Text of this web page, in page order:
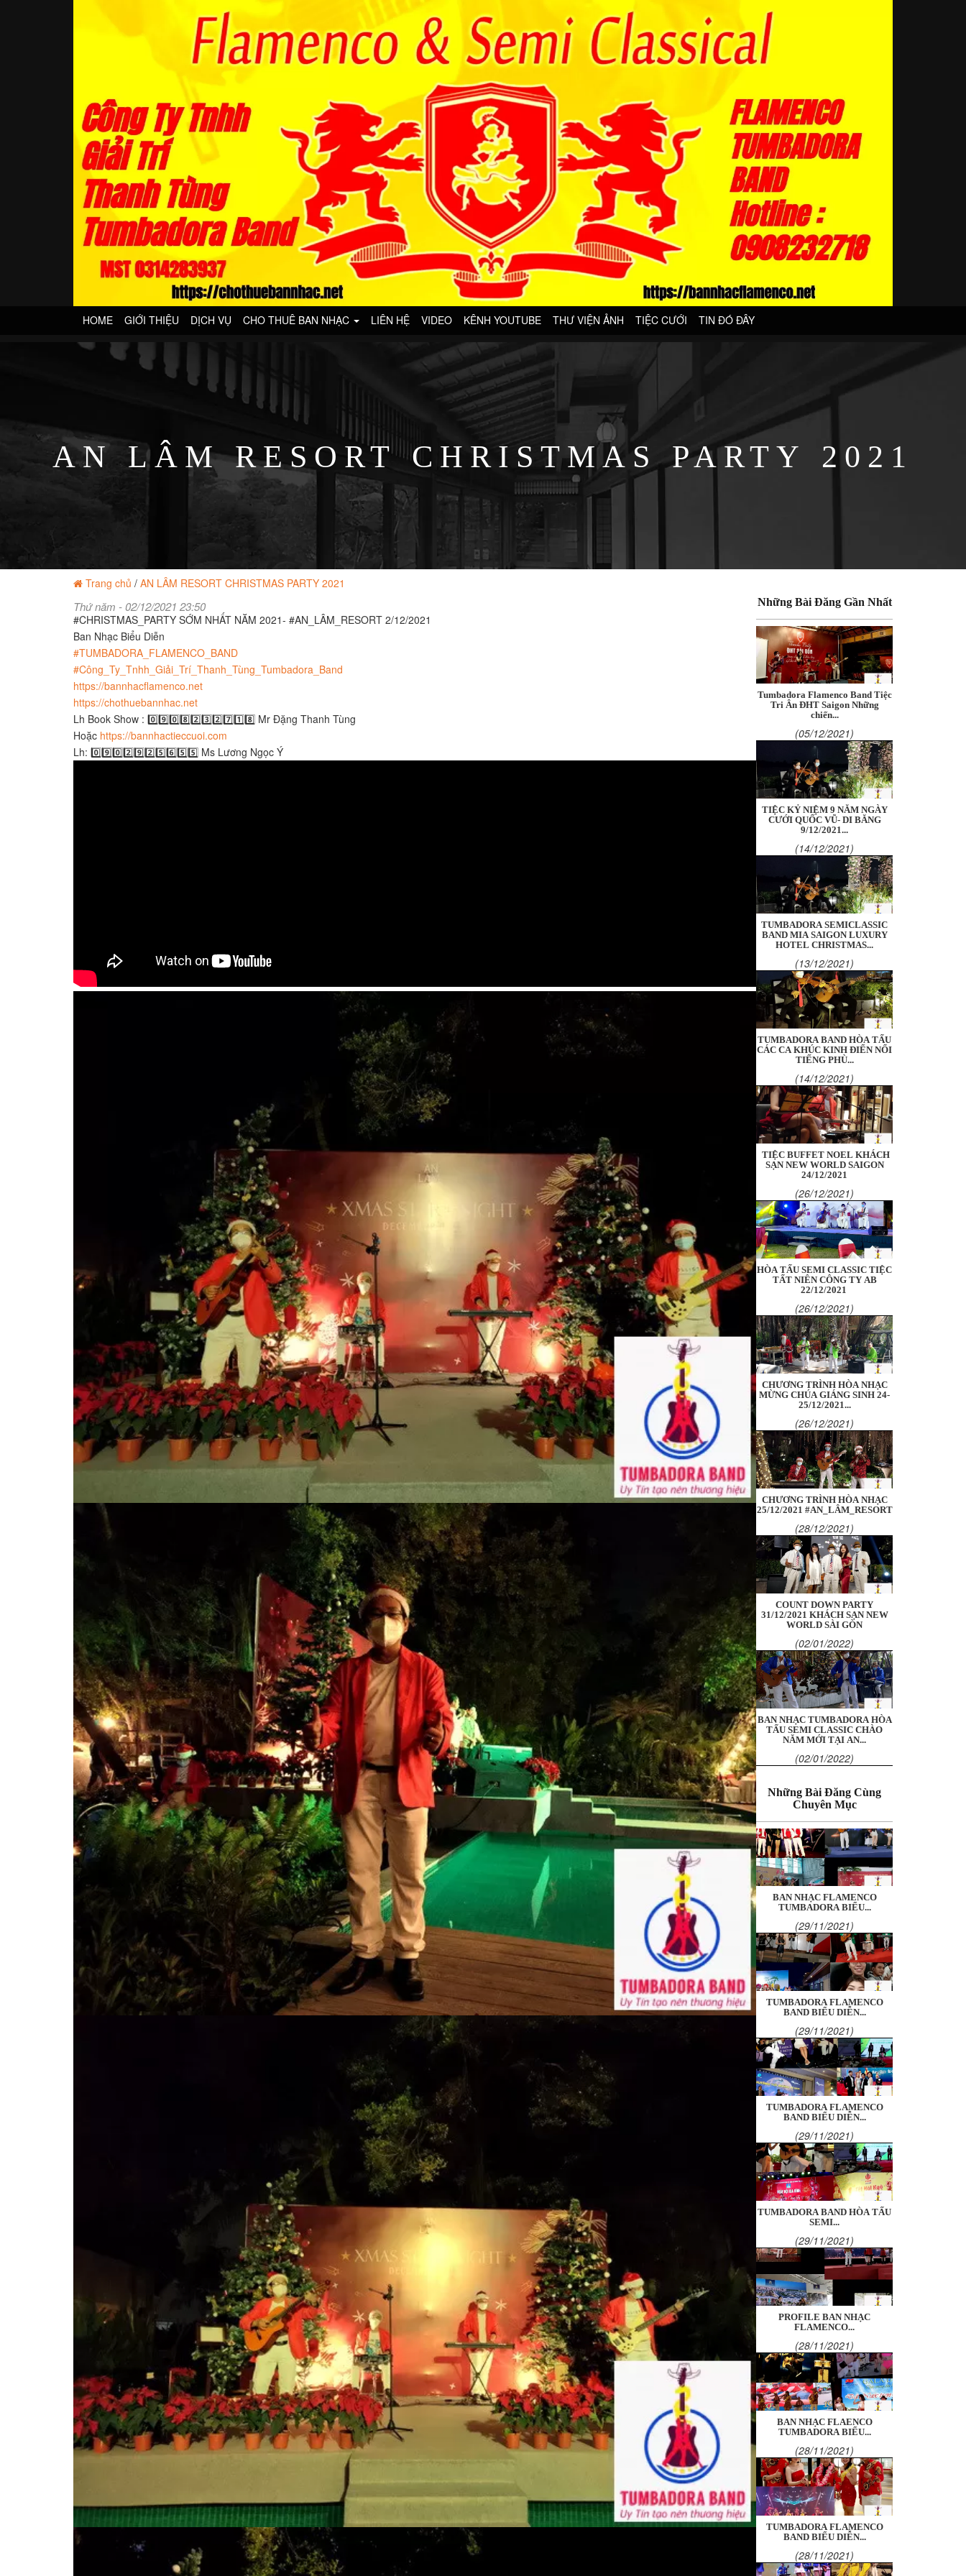
HOME GIỚI THIỆU DỊCH VỤ CHO THUÊ BAN NHẠC LIÊN HỆ VIDEO KÊNH YOUTUBE THƯ VIỆN ẢNH TIỆC CƯỚI TIN ĐÓ ĐÂY
AN LÂM RESORT CHRISTMAS PARTY 2021
Trang chủ / AN LÂM RESORT CHRISTMAS PARTY 2021
Thứ năm - 02/12/2021 23:50
#CHRISTMAS_PARTY SỚM NHẤT NĂM 2021- #AN_LÂM_RESORT 2/12/2021
Ban Nhạc Biểu Diễn
#TUMBADORA_FLAMENCO_BAND​​​
#Công_Ty_Tnhh_Giải_Trí_Thanh_Tùng_Tumbadora_Band​​​
https://bannhacflamenco.net​​​
https://chothuebannhac.net​​​
Lh Book Show : 0️⃣9️⃣0️⃣8️⃣2️⃣3️⃣2️⃣7️⃣1️⃣8️⃣ Mr Đặng Thanh Tùng
Hoặc https://bannhactieccuoi.com​​​
Lh: 0️⃣9️⃣0️⃣2️⃣9️⃣2️⃣5️⃣6️⃣5️⃣5️⃣ Ms Lương Ngọc Ý
Những Bài Đăng Gần Nhất
Tumbadora Flamenco Band Tiệc
Tri Ân ĐHT Saigon Những
chiến...
(05/12/2021)
TIỆC KỶ NIỆM 9 NĂM NGÀY
CƯỚI QUỐC VŨ- DI BĂNG
9/12/2021...
(14/12/2021)
TUMBADORA SEMICLASSIC
BAND MIA SAIGON LUXURY
HOTEL CHRISTMAS...
(13/12/2021)
TUMBADORA BAND HÒA TẤU
CÁC CA KHÚC KINH ĐIỂN NỔI
TIẾNG PHÙ...
(14/12/2021)
TIỆC BUFFET NOEL KHÁCH
SẠN NEW WORLD SAIGON
24/12/2021
(26/12/2021)
HÒA TẤU SEMI CLASSIC TIỆC
TẤT NIÊN CÔNG TY AB
22/12/2021
(26/12/2021)
CHƯƠNG TRÌNH HÒA NHẠC
MỪNG CHÚA GIÁNG SINH 24-
25/12/2021...
(26/12/2021)
CHƯƠNG TRÌNH HÒA NHẠC
25/12/2021 #AN_LÂM_RESORT
(28/12/2021)
COUNT DOWN PARTY
31/12/2021 KHÁCH SẠN NEW
WORLD SÀI GÒN
(02/01/2022)
BAN NHẠC TUMBADORA HÒA
TẤU SEMI CLASSIC CHÀO
NĂM MỚI TẠI AN...
(02/01/2022)
Những Bài Đăng Cùng
Chuyên Mục
BAN NHẠC FLAMENCO
TUMBADORA BIỂU...
(29/11/2021)
TUMBADORA FLAMENCO
BAND BIỂU DIỄN...
(29/11/2021)
TUMBADORA FLAMENCO
BAND BIỂU DIỄN...
(29/11/2021)
TUMBADORA BAND HÒA TẤU
SEMI...
(29/11/2021)
PROFILE BAN NHẠC
FLAMENCO...
(28/11/2021)
BAN NHẠC FLAENCO
TUMBADORA BIỂU...
(28/11/2021)
TUMBADORA FLAMENCO
BAND BIỂU DIỄN...
(28/11/2021)